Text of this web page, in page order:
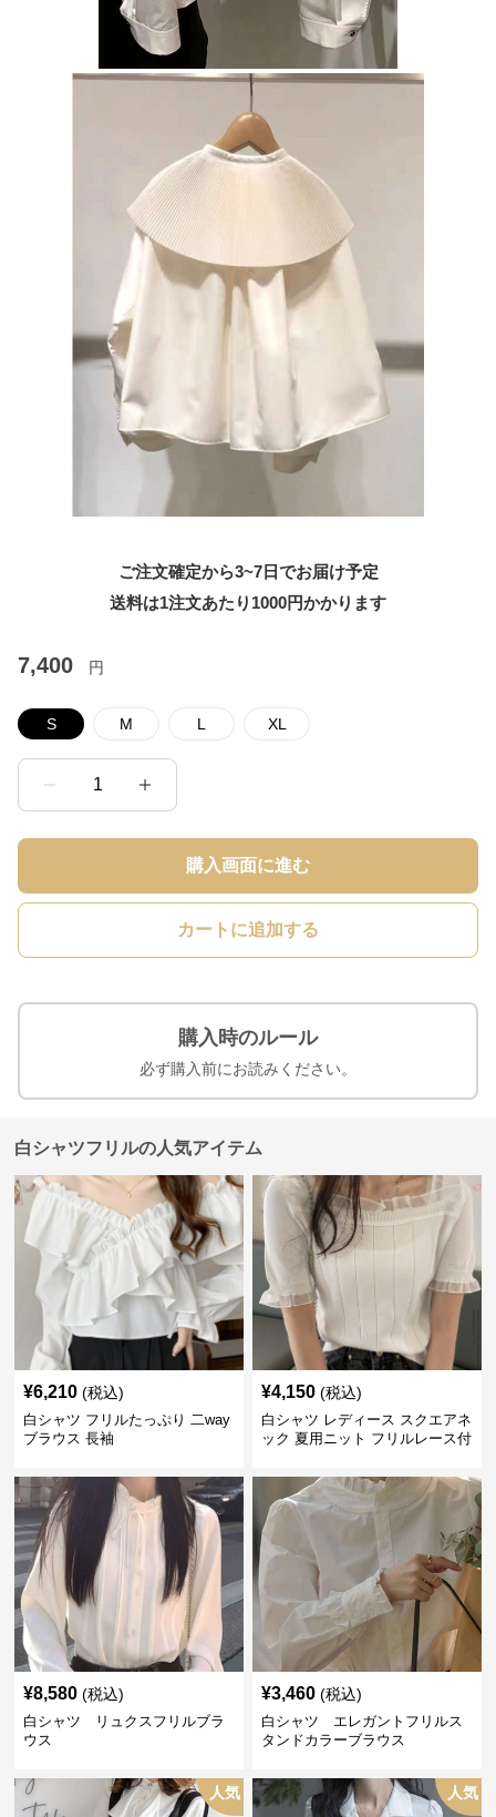
ご注文確定から3~7日でお届け予定
送料は1注文あたり 1000円かかります
7,400 円
S M L XL
1
購入画面に進む
カートに追加する
購入時のルール
必ず購入前にお読みください。
白シャツフリルの人気アイテム
¥6,210 (税込)
白シャツ フリルたっぷり 二way
ブラウス 長袖
¥4,150 (税込)
白シャツ レディース スクエアネ
ック 夏用ニット フリルレース付
¥8,580 (税込)
白シャツ リュクスフリルブラ
ウス
¥3,460 (税込)
白シャツ エレガントフリルス
タンドカラーブラウス
人気 人気